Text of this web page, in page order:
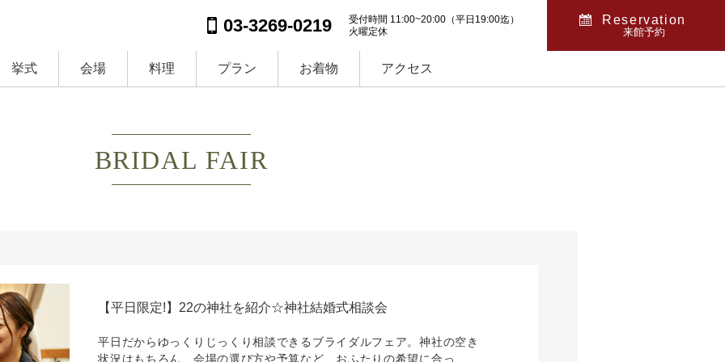
03-3269-0219
受付時間 11:00~20:00（平日19:00迄）
火曜定休
Reservation
来館予約
挙式 会場 料理 プラン お着物 アクセス
BRIDAL FAIR
【平日限定!】22の神社を紹介☆神社結婚式相談会
平日だからゆっくりじっくり相談できるブライダルフェア。神社の空き
状況はもちろん、会場の選び方や予算など、おふたりの希望に合っ